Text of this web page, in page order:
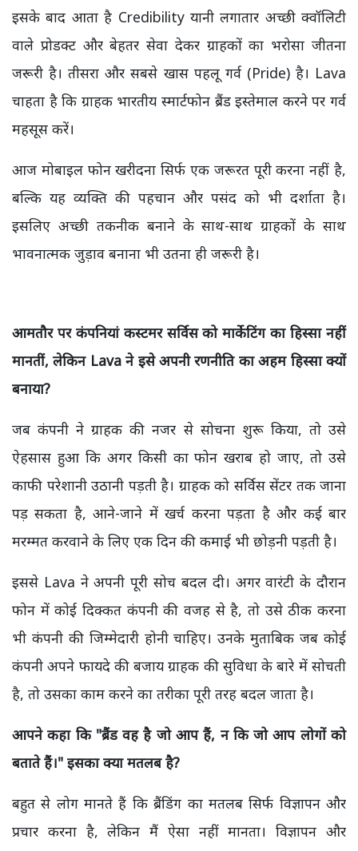
इसके बाद आता है Credibility यानी लगातार अच्छी क्वॉलिटी
वाले प्रोडक्ट और बेहतर सेवा देकर ग्राहकों का भरोसा जीतना
जरूरी है। तीसरा और सबसे खास पहलू गर्व (Pride) है। Lava
चाहता है कि ग्राहक भारतीय स्मार्टफोन ब्रैंड इस्तेमाल करने पर गर्व
महसूस करें।
आज मोबाइल फोन खरीदना सिर्फ एक जरूरत पूरी करना नहीं है,
बल्कि यह व्यक्ति की पहचान और पसंद को भी दर्शाता है।
इसलिए अच्छी तकनीक बनाने के साथ-साथ ग्राहकों के साथ
भावनात्मक जुड़ाव बनाना भी उतना ही जरूरी है।
आमतौर पर कंपनियां कस्टमर सर्विस को मार्केटिंग का हिस्सा नहीं
मानतीं, लेकिन Lava ने इसे अपनी रणनीति का अहम हिस्सा क्यों
बनाया?
जब कंपनी ने ग्राहक की नजर से सोचना शुरू किया, तो उसे
ऐहसास हुआ कि अगर किसी का फोन खराब हो जाए, तो उसे
काफी परेशानी उठानी पड़ती है। ग्राहक को सर्विस सेंटर तक जाना
पड़ सकता है, आने-जाने में खर्च करना पड़ता है और कई बार
मरम्मत करवाने के लिए एक दिन की कमाई भी छोड़नी पड़ती है।
इससे Lava ने अपनी पूरी सोच बदल दी। अगर वारंटी के दौरान
फोन में कोई दिक्कत कंपनी की वजह से है, तो उसे ठीक करना
भी कंपनी की जिम्मेदारी होनी चाहिए। उनके मुताबिक जब कोई
कंपनी अपने फायदे की बजाय ग्राहक की सुविधा के बारे में सोचती
है, तो उसका काम करने का तरीका पूरी तरह बदल जाता है।
आपने कहा कि "ब्रैंड वह है जो आप हैं, न कि जो आप लोगों को
बताते हैं।" इसका क्या मतलब है?
बहुत से लोग मानते हैं कि ब्रैंडिंग का मतलब सिर्फ विज्ञापन और
प्रचार करना है, लेकिन मैं ऐसा नहीं मानता। विज्ञापन और